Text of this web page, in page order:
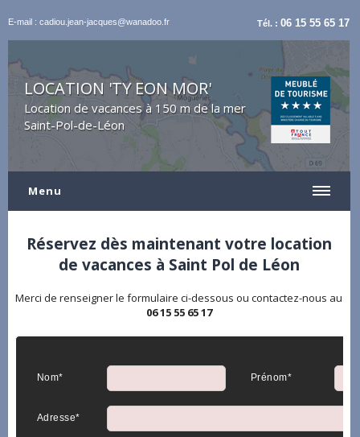
E-mail : cadiou.jean-jacques@wanadoo.fr Tél. :06 15 55 65 17
LOCATION 'TY EON MOR'
Location de vacances à 150 m de la mer
Saint-Pol-de-Léon
Menu
Réservez dès maintenant votre location
de vacances à Saint Pol de Léon
Merci de renseigner le formulaire ci-dessous ou contactez-nous au
06 15 55 65 17
Nom* Prénom*
Adresse*